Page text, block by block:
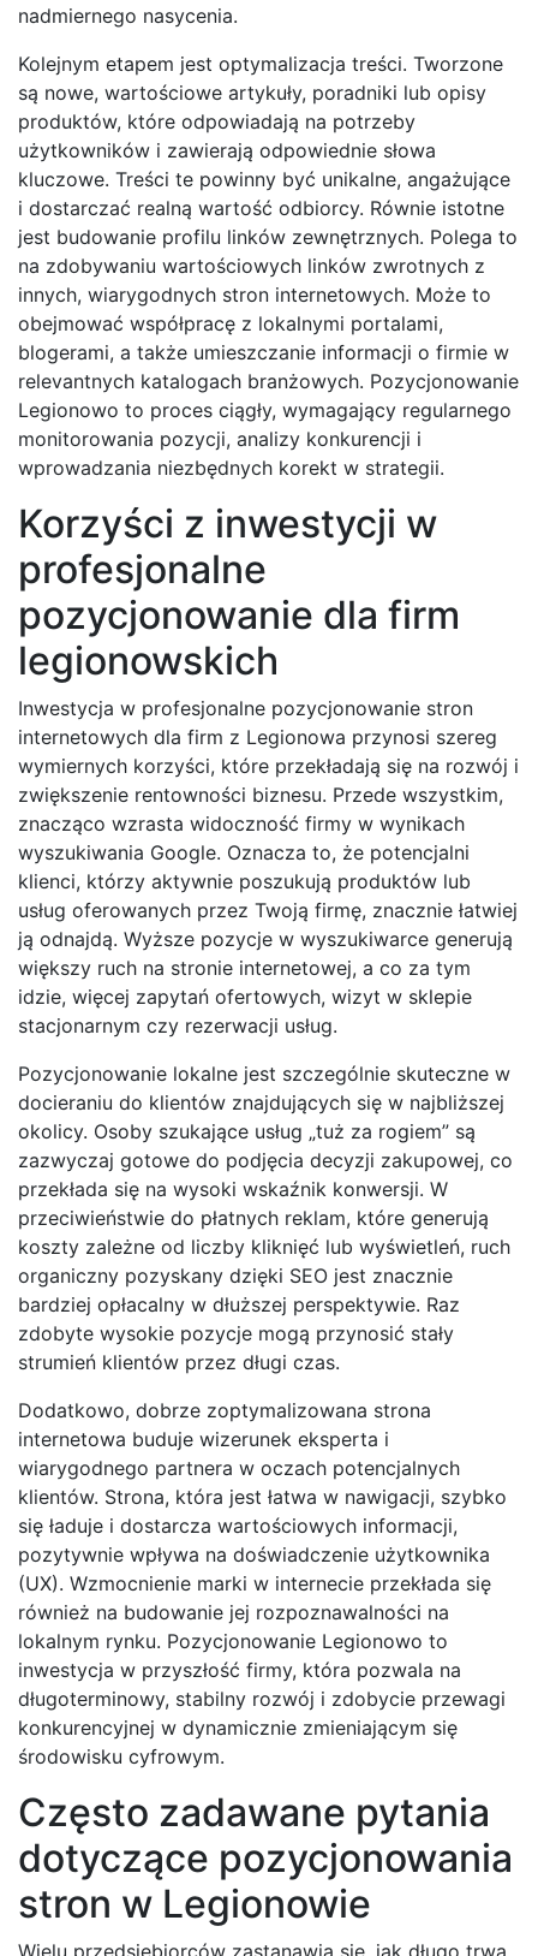
nadmiernego nasycenia.
Kolejnym etapem jest optymalizacja treści. Tworzone
są nowe, wartościowe artykuły, poradniki lub opisy
produktów, które odpowiadają na potrzeby
użytkowników i zawierają odpowiednie słowa
kluczowe. Treści te powinny być unikalne, angażujące
i dostarczać realną wartość odbiorcy. Równie istotne
jest budowanie profilu linków zewnętrznych. Polega to
na zdobywaniu wartościowych linków zwrotnych z
innych, wiarygodnych stron internetowych. Może to
obejmować współpracę z lokalnymi portalami,
blogerami, a także umieszczanie informacji o firmie w
relevantnych katalogach branżowych. Pozycjonowanie
Legionowo to proces ciągły, wymagający regularnego
monitorowania pozycji, analizy konkurencji i
wprowadzania niezbędnych korekt w strategii.
Korzyści z inwestycji w
profesjonalne
pozycjonowanie dla firm
legionowskich
Inwestycja w profesjonalne pozycjonowanie stron
internetowych dla firm z Legionowa przynosi szereg
wymiernych korzyści, które przekładają się na rozwój i
zwiększenie rentowności biznesu. Przede wszystkim,
znacząco wzrasta widoczność firmy w wynikach
wyszukiwania Google. Oznacza to, że potencjalni
klienci, którzy aktywnie poszukują produktów lub
usług oferowanych przez Twoją firmę, znacznie łatwiej
ją odnajdą. Wyższe pozycje w wyszukiwarce generują
większy ruch na stronie internetowej, a co za tym
idzie, więcej zapytań ofertowych, wizyt w sklepie
stacjonarnym czy rezerwacji usług.
Pozycjonowanie lokalne jest szczególnie skuteczne w
docieraniu do klientów znajdujących się w najbliższej
okolicy. Osoby szukające usług „tuż za rogiem” są
zazwyczaj gotowe do podjęcia decyzji zakupowej, co
przekłada się na wysoki wskaźnik konwersji. W
przeciwieństwie do płatnych reklam, które generują
koszty zależne od liczby kliknięć lub wyświetleń, ruch
organiczny pozyskany dzięki SEO jest znacznie
bardziej opłacalny w dłuższej perspektywie. Raz
zdobyte wysokie pozycje mogą przynosić stały
strumień klientów przez długi czas.
Dodatkowo, dobrze zoptymalizowana strona
internetowa buduje wizerunek eksperta i
wiarygodnego partnera w oczach potencjalnych
klientów. Strona, która jest łatwa w nawigacji, szybko
się ładuje i dostarcza wartościowych informacji,
pozytywnie wpływa na doświadczenie użytkownika
(UX). Wzmocnienie marki w internecie przekłada się
również na budowanie jej rozpoznawalności na
lokalnym rynku. Pozycjonowanie Legionowo to
inwestycja w przyszłość firmy, która pozwala na
długoterminowy, stabilny rozwój i zdobycie przewagi
konkurencyjnej w dynamicznie zmieniającym się
środowisku cyfrowym.
Często zadawane pytania
dotyczące pozycjonowania
stron w Legionowie
Wielu przedsiębiorców zastanawia się, jak długo trwa